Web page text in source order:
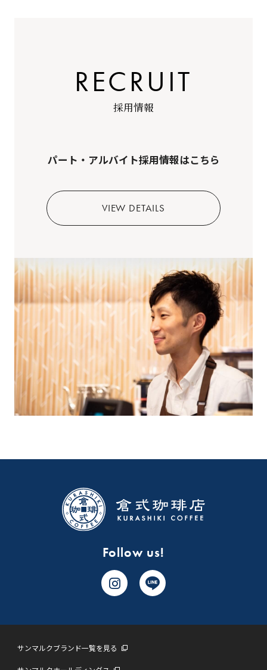
RECRU IT
採用情報
パート・アルバイト採用情報はこちら
VIEW DETAILS
Follow us!
サンマルクブランド一覧を見る